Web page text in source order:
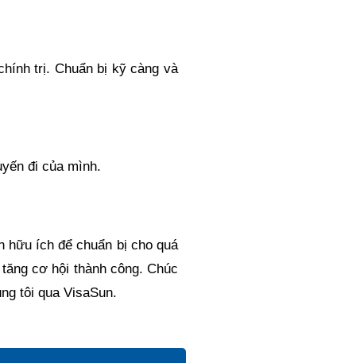
trị. Chuẩn bị kỹ càng và
đi của mình.
hữu ích để chuẩn bị cho quá
cơ hội thành công. Chúc
tôi qua VisaSun.